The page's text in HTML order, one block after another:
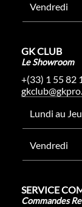
Vendredi
GK CLUB
Le Showroom
+(33) 1 55 82
Lundi au
Vendredi
SERVICE
Commandes